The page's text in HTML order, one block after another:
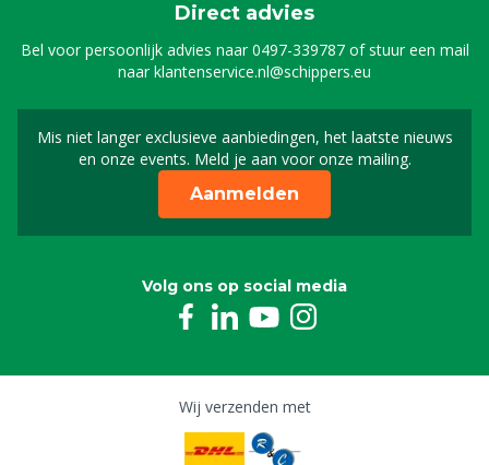
Direct advies
Bel voor persoonlijk advies naar0497-339787of stuur een mail
naarklantenservice.nl@schippers.eu
Mis niet langer exclusieve aanbiedingen, het laatste nieuws
en onze events. Meld je aan voor onze mailing.
Schrijf je in voor onze
Aanmelden
Volg ons op social media
Wij verzenden met